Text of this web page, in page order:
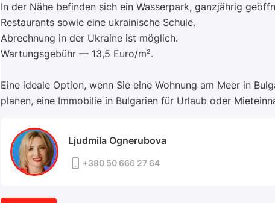
In der Nähe befinden sich ein Wasserpark, ganzjährig
Restaurants sowie eine ukrainische Schule.
Abrechnung in der Ukraine ist möglich.
Wartungsgebühr — 13,5 Euro/m².
Eine ideale Option, wenn Sie eine Wohnung am Meer in
planen, eine Immobilie in Bulgarien für Urlaub oder
Ljudmila Ognerubova
+380 50 666 27 64